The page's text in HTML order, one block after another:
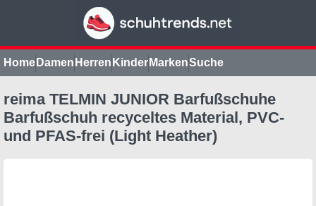
Home Damen Herren Kinder MarkenSuche
reima TELMIN JUNIOR Barfußschuhe
Barfußschuh recyceltes Material, PVC-
und PFAS-frei (Light Heather)